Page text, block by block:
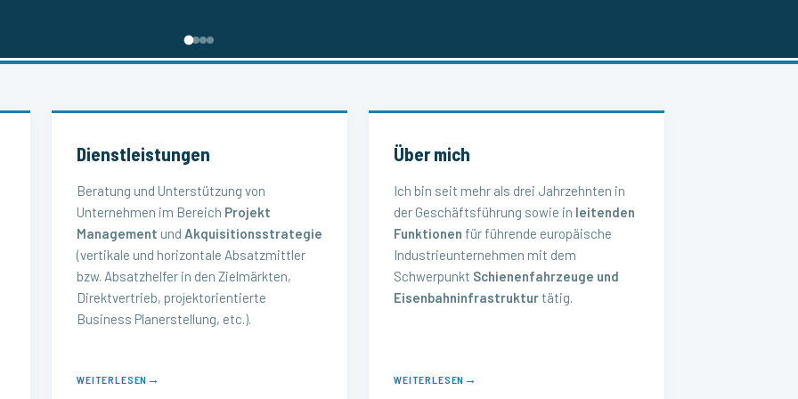
Dienstleistungen
Beratung und Unterstützung von
Unternehmen im Bereich Projekt
Management und Akquisitionsstrategie
(vertikale und horizontale Absatzmittler
bzw. Absatzhelfer in den Zielmärkten,
Direktvertrieb, projektorientierte
Business Planerstellung, etc.).
WEITERLESEN →
Über mich
Ich bin seit mehr als drei Jahrzehnten in
der Geschäftsführung sowie in leitenden
Funktionen für führende europäische
Industrieunternehmen mit dem
Schwerpunkt Schienenfahrzeuge und
Eisenbahninfrastrukturtätig.
WEITERLESEN →